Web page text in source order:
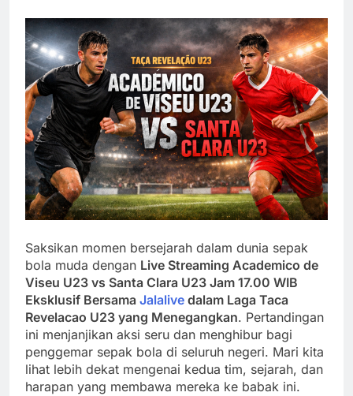
Saksikan momen bersejarah dalam dunia sepak
bola muda dengan Live Streaming Academico de
Viseu U23 vs Santa Clara U23 Jam 17.00 WIB
Eksklusif Bersama Jalalive dalam Laga Taca
Revelacao U23 yang Menegangkan. Pertandingan
ini menjanjikan aksi seru dan menghibur bagi
penggemar sepak bola di seluruh negeri. Mari kita
lihat lebih dekat mengenai kedua tim, sejarah, dan
harapan yang membawa mereka ke babak ini.